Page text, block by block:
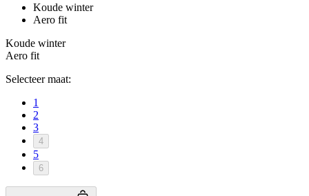
Koude winter
Aero fit
Koude winter
Aero fit
Selecteer maat:
1
2
3
4
5
6